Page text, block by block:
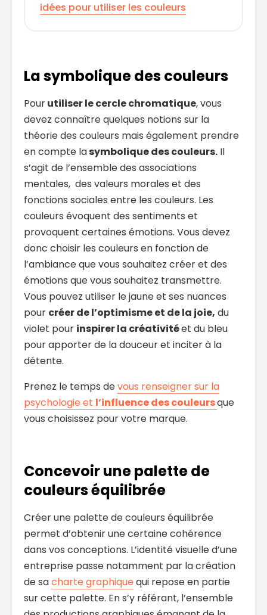
idées pour utiliser les couleurs
La symbolique des couleurs
Pourutiliser le cercle chromatique, vous
devez connaître quelques notions sur la
théorie des couleurs mais également prendre
en compte lasymbolique des couleurs. Il
s’agit de l’ensemble des associations
mentales, des valeurs morales et des
fonctions sociales entre les couleurs. Les
couleurs évoquent des sentiments et
provoquent certaines émotions. Vous devez
donc choisir les couleurs en fonction de
l’ambiance que vous souhaitez créer et des
émotions que vous souhaitez transmettre.
Vous pouvez utiliser le jaune et ses nuances
pour créer de l’optimisme et de la joie, du
violet pour inspirer la créativitéet du bleu
pour apporter de la douceur et inciter à la
détente.
Prenez le temps devous renseigner sur la
psychologie et l’influence des couleursque
vous choisissez pour votre marque.
Concevoir une palette de
couleurs équilibrée
Créer une palette de couleurs équilibrée
permet d’obtenir une certaine cohérence
dans vos conceptions. L’identité visuelle d’une
entreprise passe notamment par la création
de sacharte graphique qui repose en partie
sur cette palette. En s’y référant, l’ensemble